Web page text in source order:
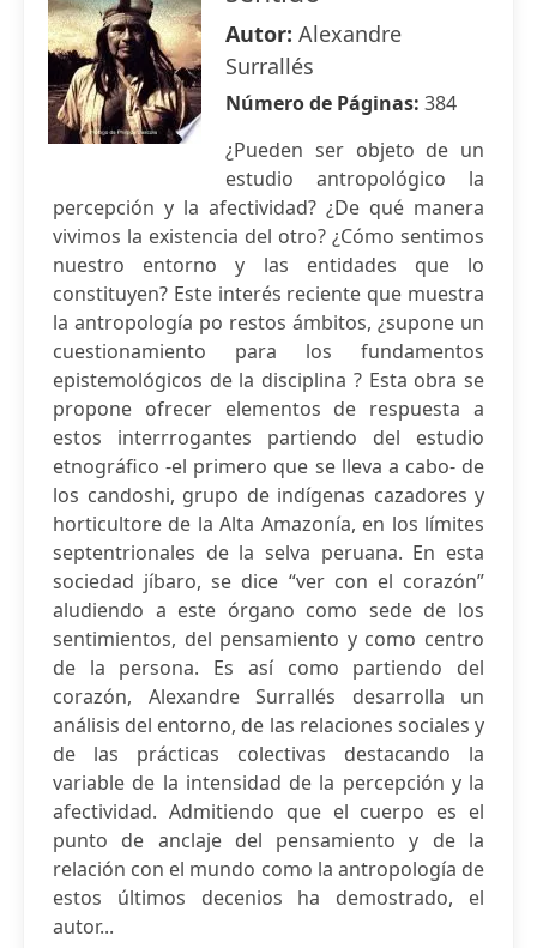
Autor: Alexandre
Surrallés
Número de Páginas: 384
¿Pueden ser objeto de un
estudio antropológico la
percepción y la afectividad? ¿De qué manera
vivimos la existencia del otro? ¿Cómo sentimos
nuestro entorno y las entidades que lo
constituyen? Este interés reciente que muestra
la antropología po restos ámbitos, ¿supone un
cuestionamiento para los fundamentos
epistemológicos de la disciplina ? Esta obra se
propone ofrecer elementos de respuesta a
estos interrrogantes partiendo del estudio
etnográfico -el primero que se lleva a cabo- de
los candoshi, grupo de indígenas cazadores y
horticultore de la Alta Amazonía, en los límites
septentrionales de la selva peruana. En esta
sociedad jíbaro, se dice “ver con el corazón”
aludiendo a este órgano como sede de los
sentimientos, del pensamiento y como centro
de la persona. Es así como partiendo del
corazón, Alexandre Surrallés desarrolla un
análisis del entorno, de las relaciones sociales y
de las prácticas colectivas destacando la
variable de la intensidad de la percepción y la
afectividad. Admitiendo que el cuerpo es el
punto de anclaje del pensamiento y de la
relación con el mundo como la antropología de
estos últimos decenios ha demostrado, el
autor...